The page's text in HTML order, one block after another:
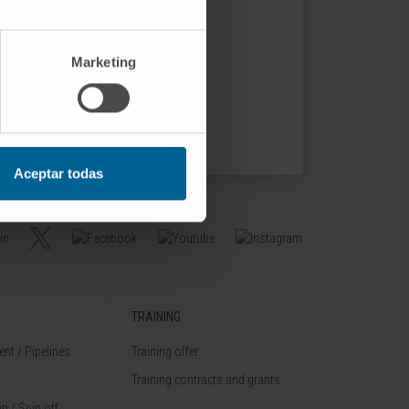
Marketing
Aceptar todas
/ Pipelines
TRAINING
Training offer
Training contracts and grants